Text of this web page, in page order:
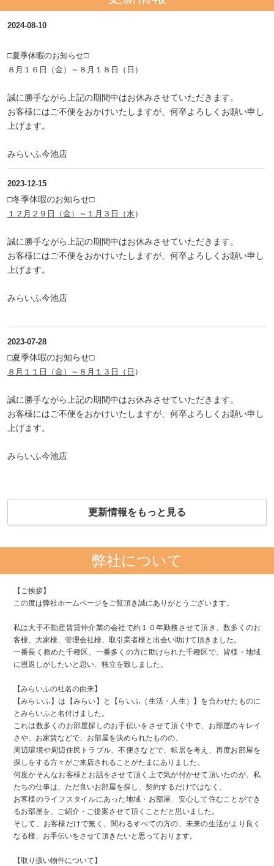
2024-08-10
□夏季休暇のお知らせ□
８月１６日（金）～８月１８日（日 ）
誠に勝手ながら上記の期間中はお休みさせていただきます。
お客様にはご不便をおかけいたしますが、何卒よろしくお願い申し
上げます。
みらいふ今池店
2023-12-15
□冬季休暇のお知らせ□
１２月２９日（金）～１月３日（水 ）
誠に勝手ながら上記の期間中はお休みさせていただきます。
お客様にはご不便をおかけいたしますが、何卒よろしくお願い申し
上げます。
みらいふ今池店
2023-07-28
□夏季休暇のお知らせ□
８月１１日（金）～８月１３日（日 ）
誠に勝手ながら上記の期間中はお休みさせていただきます。
お客様にはご不便をおかけいたしますが、何卒よろしくお願い申し
上げます。
みらいふ今池店
更新情報をもっと見る
弊社について
【ご挨拶】
この度は弊社ホームページをご覧頂き誠にありがとうございます。
私は大手不動産賃貸仲介業の会社で約１０年勤務させて頂き、数多くのお
客様、大家様、管理会社様、取引業者様と出会い助けて頂きました。
一番長く務めた千種区、一番多くの方に助けられた千種区で、皆様・地域
に恩返しがしたいと思い、独立を致しました。
【みらいふの社名の由来】
【みらいふ】は【みらい】と【らいふ（生活・人生）】を合わせたものに
とみらいふと名付けました。
これは数多くのお部屋探しのお手伝いをさせて頂く中で、お部屋のキレイ
さや、お家賃などで、お部屋を決められたものの、
周辺環境や周辺住民トラブル、不便さなどで、転居を考え、再度お部屋を
探しをする方々がご来店されることがたまにありました。
何度かそんなお客様とお話をさせて頂く上で気が付かせて頂いたのが、私
たちの仕事は、ただ良いお部屋を探し、契約するだけではなく、
お客様のライフスタイルにあった地域・お部屋、安心して住むことができ
るお部屋を、ご紹介・ご提案させて頂くことだと思いました。
そして、お客様だけで無く、関わるすべての方の、未来の生活がより良く
なる様、お手伝いをさせて頂きたいと思っております。
【取り扱い物件について】